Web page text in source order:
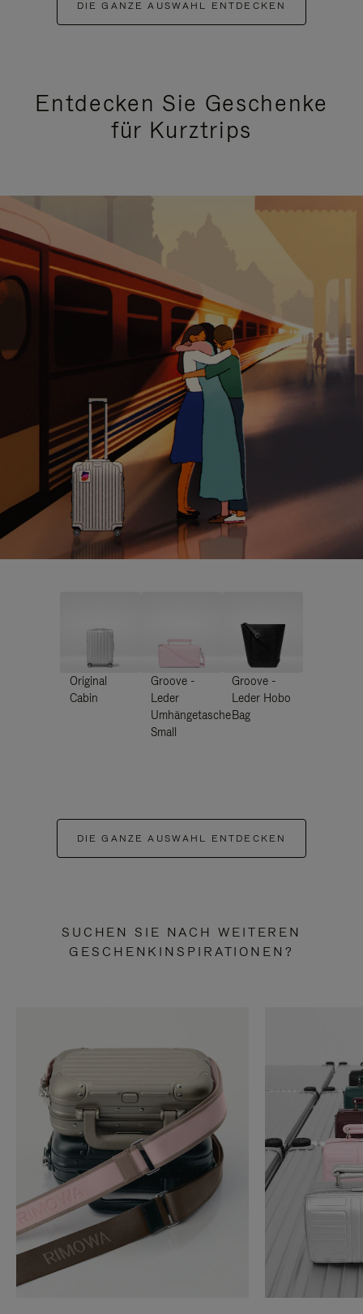
DIE GANZE AUSWAHL ENTDECKEN
Entdecken Sie Geschenke
für Kurztrips
Original
Cabin
Groove -
Leder
Umhängetasche
Small
Groove -
Leder Hobo
Bag
DIE GANZE AUSWAHL ENTDECKEN
SUCHEN SIE NACH WEITEREN
GESCHENKINSPIRATIONEN?